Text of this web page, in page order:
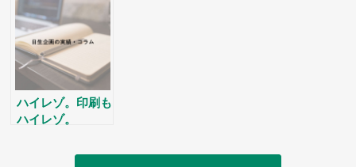
ハイレゾ。印刷も
ハイレゾ。